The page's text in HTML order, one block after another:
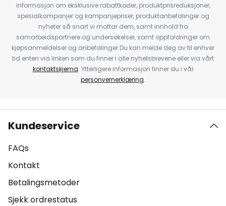
informasjon om eksklusive rabattkoder, produktprisreduksjoner,
spesialkampanjer og kampanjepriser, produktanbefalinger og
nyheter så snart vi mottar dem, samt innhold fra
samarbeidspartnere og undersøkelser, samt oppfordringer om
kjøpsanmeldelser og anbefalinger.Du kan melde deg av til enhver
tid enten via linken som du finner i alle nyhetsbrevene eller via vårt
kontaktskjema. Ytterligere informasjon finner du i vår
personvernerklæring.
Kundeservice
FAQs
Kontakt
Betalingsmetoder
Sjekk ordrestatus